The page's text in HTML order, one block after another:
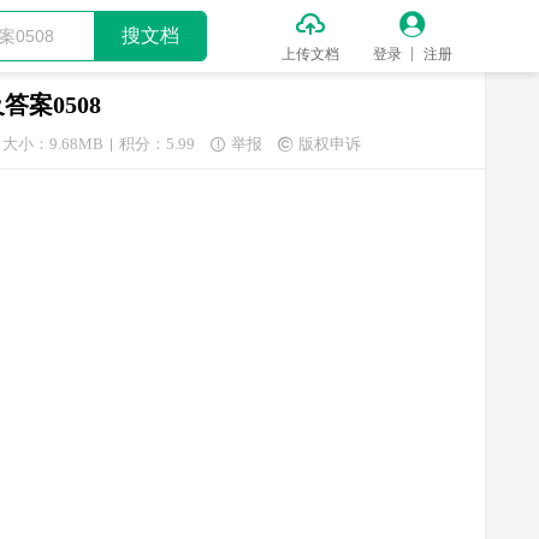
搜文档 
上传文档

登录 注册
案0508
大小：9.68MB 积分：5.99  举报  版权申诉